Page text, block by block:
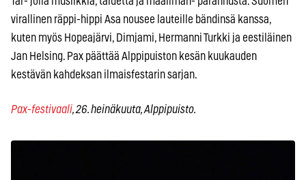
virallinen räppi-hippi Asa nousee lauteille bändinsä kanssa,
kuten myös Hopeajärvi, Dimjami, Hermanni Turkki ja eestiläinen
Jan Helsing. Pax päättää Alppipuiston kesän kuukauden
kestävän kahdeksan ilmaisfestarin sarjan.
Pax-festivaali, 26. heinäkuuta, Alppipuisto.